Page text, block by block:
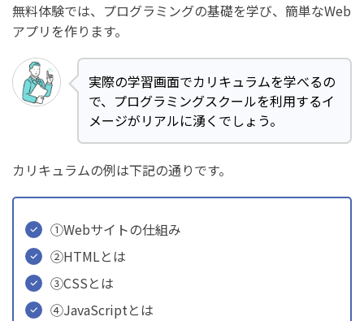
無料体験では、プログラミングの基礎を学び、簡単なWeb
アプリを作ります。
実際の学習画面でカリキュラムを学べるの
で、プログラミングスクールを利用するイ
メージがリアルに湧くでしょう。
カリキュラムの例は下記の通りです。
➀Webサイトの仕組み
➁HTMLとは
➂CSSとは
④JavaScriptとは